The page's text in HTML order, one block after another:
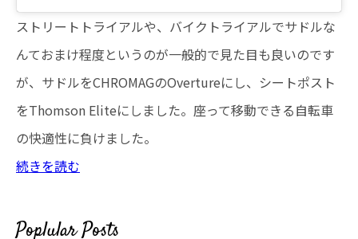
ストリートトライアルや、バイクトライアルでサドルな
んておまけ程度というのが一般的で見た目も良いのです
が、サドルをCHROMAGのOvertureにし、シートポスト
をThomson Eliteにしました。座って移動できる自転車
の快適性に負けました。
続きを読む
Poplular Posts